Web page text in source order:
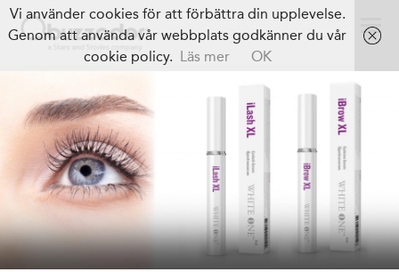
Vi använder cookies för att förbättra din upplevelse.
Genom att använda vår webbplats godkänner du vår
cookie policy. Läs mer OK